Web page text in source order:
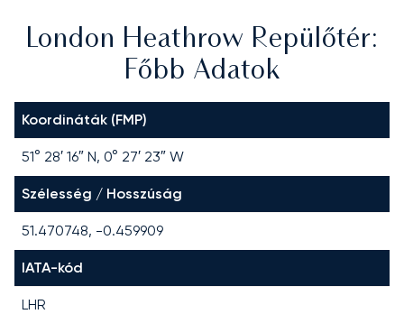
London Heathrow Repülőtér:
Főbb Adatok
Koordináták (FMP)
51° 28′ 16″ N, 0° 27′ 23″ W
Szélesség / Hosszúság
51.470748, -0.459909
IATA-kód
LHR